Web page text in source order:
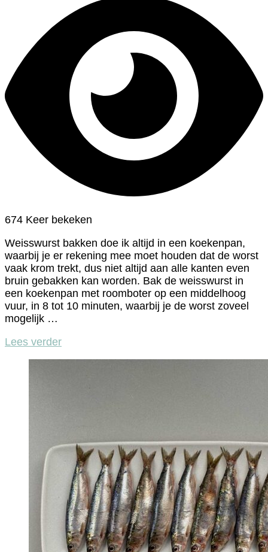
674 Keer bekeken
Weisswurst bakken doe ik altijd in een koekenpan,
waarbij je er rekening mee moet houden dat de worst
vaak krom trekt, dus niet altijd aan alle kanten even
bruin gebakken kan worden. Bak de weisswurst in
een koekenpan met roomboter op een middelhoog
vuur, in 8 tot 10 minuten, waarbij je de worst zoveel
mogelijk …
Lees verder